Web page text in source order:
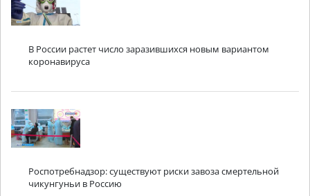
В России растет число заразившихся новым вариантом
коронавируса
Роспотребнадзор: существуют риски завоза смертельной
чикунгуньи в Россию